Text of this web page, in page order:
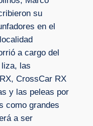
su
en el
a cargo del
las
CrossCar RX
y las peleas por
como grandes
a ser